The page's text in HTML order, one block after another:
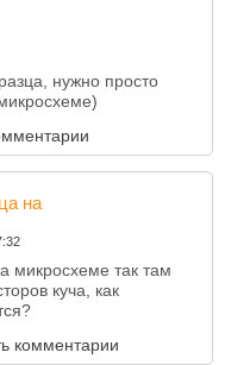
нужно просто
на
микросхеме так там
куча, как
комментарии